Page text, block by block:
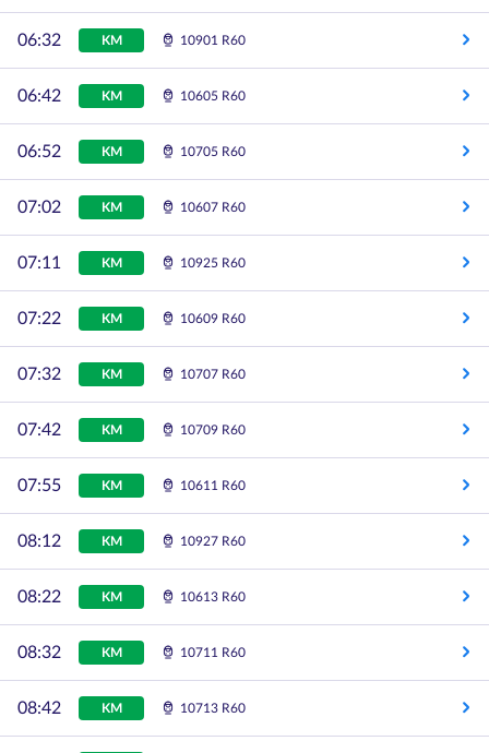
06:32 KM 10901 R60
06:42 KM 10605 R60
06:52 KM 10705 R60
07:02 KM 10607 R60
07:11 KM 10925 R60
07:22 KM 10609 R60
07:32 KM 10707 R60
07:42 KM 10709 R60
07:55 KM 10611 R60
08:12 KM 10927 R60
08:22 KM 10613 R60
08:32 KM 10711 R60
08:42 KM 10713 R60